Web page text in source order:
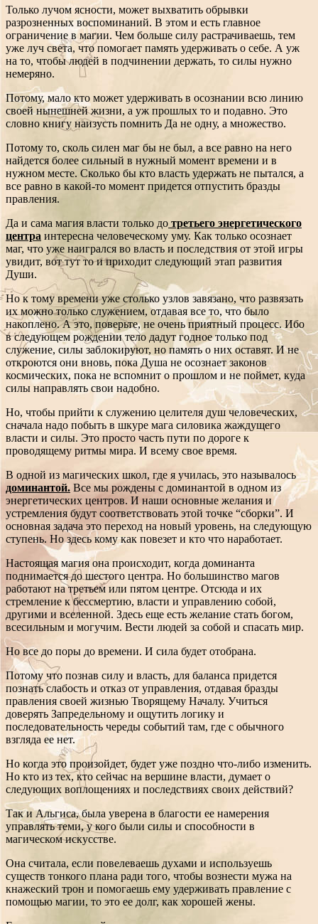
Только лучом ясности, может выхватить обрывки
разрозненных воспоминаний. В этом и есть главное
ограничение в магии. Чем больше силу растрачиваешь, тем
уже луч света, что помогает память удерживать о себе. А уж
на то, чтобы людей в подчинении держать, то силы нужно
немеряно.
Потому, мало кто может удерживать в осознании всю линию
своей нынешней жизни, а уж прошлых то и подавно. Это
словно книгу наизусть помнить Да не одну, а множество.
Потому то, сколь силен маг бы не был, а все равно на него
найдется более сильный в нужный момент времени и в
нужном месте. Сколько бы кто власть удержать не пытался, а
все равно в какой-то момент придется отпустить бразды
правления.
Да и сама магия власти только до третьего энергетического
центра интересна человеческому уму. Как только осознает
маг, что уже наигрался во власть и последствия от этой игры
увидит, вот тут то и приходит следующий этап развития
Души.
Но к тому времени уже столько узлов завязано, что развязать
их можно только служением, отдавая все то, что было
накоплено. А это, поверьте, не очень приятный процесс. Ибо
в следующем рождении тело дадут годное только под
служение, силы заблокируют, но память о них оставят. И не
откроются они вновь, пока Душа не осознает законов
космических, пока не вспомнит о прошлом и не поймет, куда
силы направлять свои надобно.
Но, чтобы прийти к служению целителя душ человеческих,
сначала надо побыть в шкуре мага силовика жаждущего
власти и силы. Это просто часть пути по дороге к
проводящему ритмы мира. И всему свое время.
В одной из магических школ, где я училась, это называлось
доминантой. Все мы рождены с доминантой в одном из
энергетических центров. И наши основные желания и
устремления будут соответствовать этой точке “сборки”. И
основная задача это переход на новый уровень, на следующую
ступень. Но здесь кому как повезет и кто что наработает.
Настоящая магия она происходит, когда доминанта
поднимается до шестого центра. Но большинство магов
работают на третьем или пятом центре. Отсюда и их
стремление к бессмертию, власти и управлению собой,
другими и вселенной. Здесь еще есть желание стать богом,
всесильным и могучим. Вести людей за собой и спасать мир.
Но все до поры до времени. И сила будет отобрана.
Потому что познав силу и власть, для баланса придется
познать слабость и отказ от управления, отдавая бразды
правления своей жизнью Творящему Началу. Учиться
доверять Запредельному и ощутить логику и
последовательность череды событий там, где с обычного
взгляда ее нет.
Но когда это произойдет, будет уже поздно что-либо изменить.
Но кто из тех, кто сейчас на вершине власти, думает о
следующих воплощениях и последствиях своих действий?
Так и Альгиса, была уверена в благости ее намерения
управлять теми, у кого были силы и способности в
магическом искусстве.
Она считала, если повелеваешь духами и используешь
существ тонкого плана ради того, чтобы вознести мужа на
кнажеский трон и помогаешь ему удерживать правление с
помощью магии, то это ее долг, как хорошей жены.